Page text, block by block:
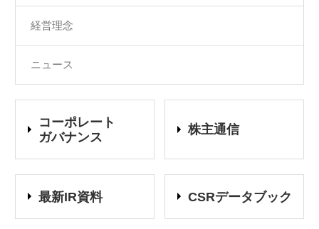
経営理念
ニュース
コーポレート
ガバナンス
株主通信
最新IR資料 CSRデータブック